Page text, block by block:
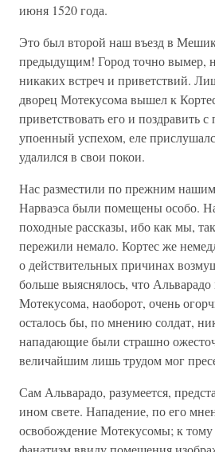
июня 1520 года.
Это был второй наш въезд в
предыдущим! Город точно вымер,
никаких встреч и приветствий.
дворец Мотекусома вышел к
приветствовать его и поздравить
упоенный успехом, еле
удалился в свои покои.
Нас разместили по прежним
Нарваэса были помещены особо.
походные рассказы, ибо как мы,
пережили немало. Кортес же
о действительных причинах
больше выяснялось, что
Мотекусома, наоборот, очень
осталось бы, по мнению солдат,
нападающие были страшно
величайшим лишь трудом мог
Сам Альварадо, разумеется,
ином свете. Нападение, по его
освобождение Мотекусомы; к